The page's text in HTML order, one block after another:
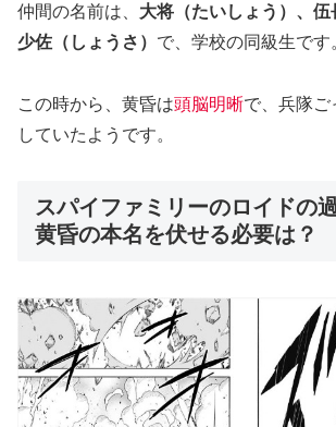
仲間の名前は、 大将（たいしょう）、伍
少佐（しょうさ） で、学校の同級生です
この時から、黄昏は頭脳明晰で、兵隊ご
していたようです。
スパイファミリーのロイドの
黄昏の本名を伏せる必要は？